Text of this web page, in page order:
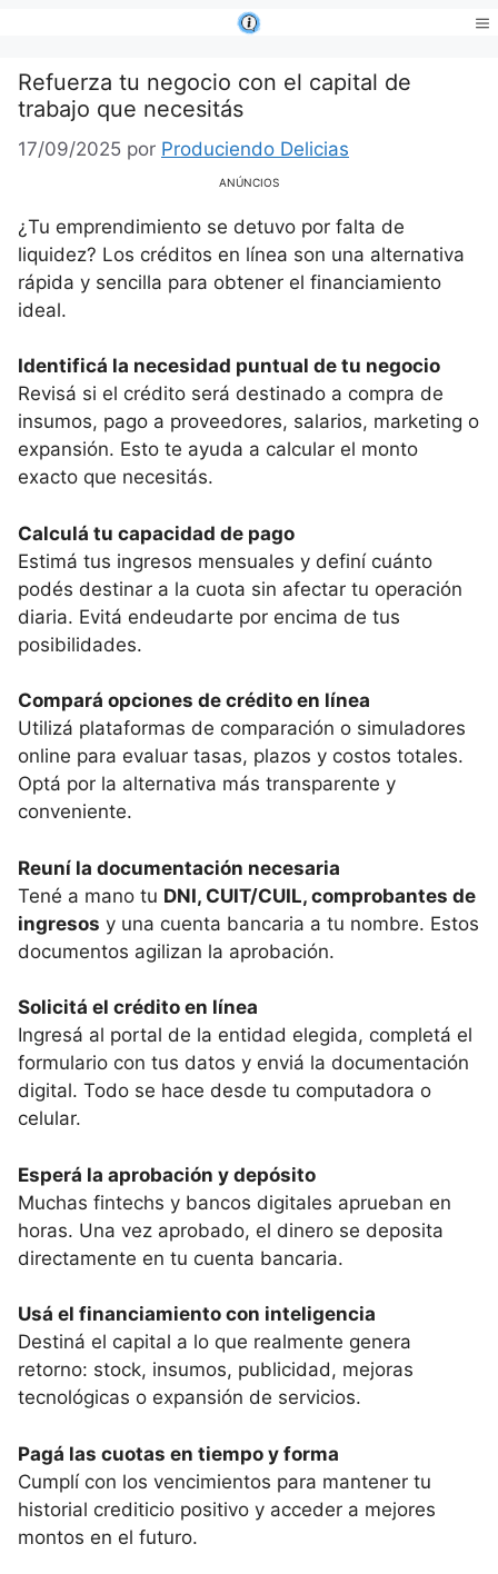
contenido
Refuerza tu negocio con el capital de
trabajo que necesitás
17/09/2025 por Produciendo Delicias
ANÚNCIOS
¿Tu emprendimiento se detuvo por falta de
liquidez? Los créditos en línea son una alternativa
rápida y sencilla para obtener el financiamiento
ideal.
Identificá la necesidad puntual de tu negocio
Revisá si el crédito será destinado a compra de
insumos, pago a proveedores, salarios, marketing o
expansión. Esto te ayuda a calcular el monto
exacto que necesitás.
Calculá tu capacidad de pago
Estimá tus ingresos mensuales y definí cuánto
podés destinar a la cuota sin afectar tu operación
diaria. Evitá endeudarte por encima de tus
posibilidades.
Compará opciones de crédito en línea
Utilizá plataformas de comparación o simuladores
online para evaluar tasas, plazos y costos totales.
Optá por la alternativa más transparente y
conveniente.
Reuní la documentación necesaria
Tené a mano tu DNI, CUIT/CUIL, comprobantes de
ingresos y una cuenta bancaria a tu nombre. Estos
documentos agilizan la aprobación.
Solicitá el crédito en línea
Ingresá al portal de la entidad elegida, completá el
formulario con tus datos y enviá la documentación
digital. Todo se hace desde tu computadora o
celular.
Esperá la aprobación y depósito
Muchas fintechs y bancos digitales aprueban en
horas. Una vez aprobado, el dinero se deposita
directamente en tu cuenta bancaria.
Usá el financiamiento con inteligencia
Destiná el capital a lo que realmente genera
retorno: stock, insumos, publicidad, mejoras
tecnológicas o expansión de servicios.
Pagá las cuotas en tiempo y forma
Cumplí con los vencimientos para mantener tu
historial crediticio positivo y acceder a mejores
montos en el futuro.